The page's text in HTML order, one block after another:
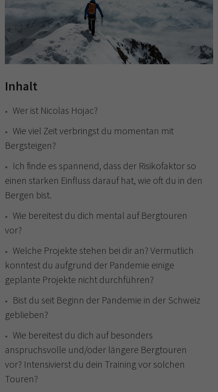
Inhalt
Wer ist Nicolas Hojac?
Wie viel Zeit verbringst du momentan mit
Bergsteigen?
Ich finde es spannend, dass der Risikofaktor so
einen starken Einfluss darauf hat, wie oft du in den
Bergen bist.
Wie bereitest du dich mental auf Bergtouren
vor?
Welche Projekte stehen bei dir an? Vermutlich
konntest du aufgrund der Pandemie einige
geplante Projekte nicht durchführen?
Bist du seit Beginn der Pandemie in der Schweiz
geblieben?
Wie bereitest du dich auf besonders
anspruchsvolle und/oder längere Bergtouren
vor? Intensivierst du dein Training vor solchen
Touren?